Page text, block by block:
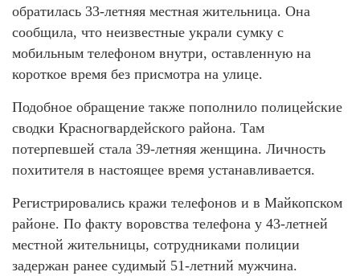
обратилась 33-летняя местная жительница. Она
сообщила, что неизвестные украли сумку с
мобильным телефоном внутри, оставленную на
короткое время без присмотра на улице.
Подобное обращение также пополнило полицейские
сводки Красногвардейского района. Там
потерпевшей стала 39-летняя женщина. Личность
похитителя в настоящее время устанавливается.
Регистрировались кражи телефонов и в Майкопском
районе. По факту воровства телефона у 43-летней
местной жительницы, сотрудниками полиции
задержан ранее судимый 51-летний мужчина.